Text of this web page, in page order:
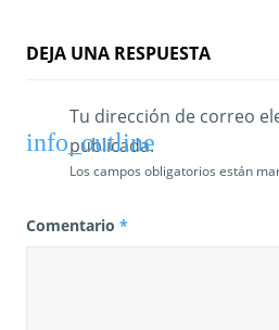
d
DEJA UNA RESPUESTA
Tu dirección de correo
publicada.
Los campos obligatorios están
Comentario *